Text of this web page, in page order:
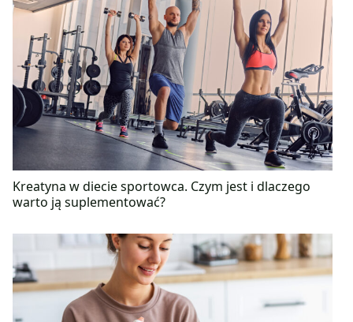
Kreatyna w diecie sportowca. Czym jest i dlaczego
warto ją suplementować?